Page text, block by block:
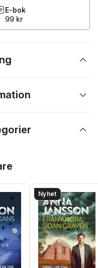
E-bok
99 kr
Nyhet